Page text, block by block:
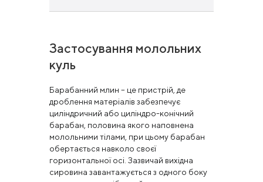
Завантажити
Застосування молольних
куль
Барабанний млин – це пристрій, де
дроблення матеріалів забезпечує
циліндричний або циліндро-конічний
барабан, половина якого наповнена
молольними тілами, при цьому барабан
обертається навколо своєї
горизонтальної осі. Зазвичай вихідна
сировина завантажується з одного боку